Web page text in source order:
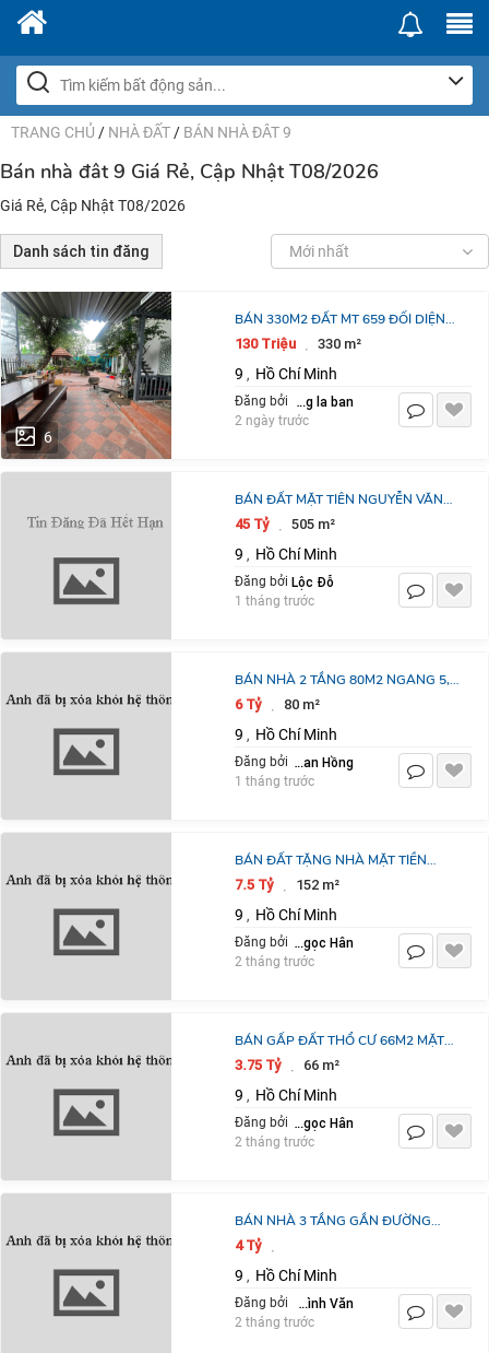
TRANG CHỦ / NHÀ ĐẤT / BÁN NHÀ ĐÂT 9
Bán nhà đât 9 Giá Rẻ, Cập Nhật T08/2026
Giá Rẻ, Cập Nhật T08/2026
Danh sách tin đăng Mới nhất
6
BÁN 330M2 ĐẤT MT 659 ĐỐI DIỆN
DỰ ÁN GLWLBOCITY ĐƯỜNG ĐỖ
XUÂN HỢP TP THỦ ĐỨC.
LH:0903464999.
130 Triệu · 330 m²
9 , Hồ Chí Minh
Đăng bởi dang la ban
2 ngày trước
BÁN ĐẤT MẶT TIÊN NGUYỄN VĂN
TĂNG 505M2 GIÁ 43,5 TỶ -TL
45 Tỷ · 505 m²
9 , Hồ Chí Minh
Đăng bởi Lộc Đỗ
1 tháng trước
BÁN NHÀ 2 TẦNG 80M2 NGANG 5,
HẺM THÔNG 6M, ĐƯỜNG 22,
PHƯỚC LONG B>6 TỶ
6 Tỷ · 80 m²
9 , Hồ Chí Minh
Đăng bởi Phan Hồng
1 tháng trước
BÁN ĐẤT TẶNG NHÀ MẶT TIỀN
ĐƯỜNG SỐ LÒ LU, CHỈ 48 TRIỆU/M².
7.5 Tỷ · 152 m²
9 , Hồ Chí Minh
Đăng bởi Lê Thị Ngọc Hân
2 tháng trước
BÁN GẤP ĐẤT THỔ CƯ 66M2 MẶT
TIỀN VÕ VĂN HÁT Q9 CHỈ 3.7 TỶ
HƯỚNG ĐÔNG BẮC SỔ ĐỎ CHÍNH
CHỦ LIÊN HỆ
3.75 Tỷ · 66 m²
9 , Hồ Chí Minh
Đăng bởi Lê Thị Ngọc Hân
2 tháng trước
BÁN NHÀ 3 TẦNG GẦN ĐƯỜNG
NGUYỄN DUY TRINH 52M2 GIÁ
4TỈ350TR QUẬN 9 TP.HCM
4 Tỷ ·
9 , Hồ Chí Minh
Đăng bởi Trần Đình Văn
2 tháng trước